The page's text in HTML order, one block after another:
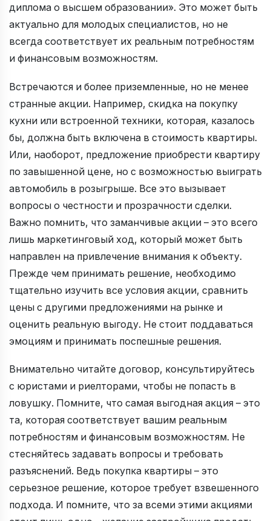
диплома о высшем образовании». Это может быть
актуально для молодых специалистов, но не
всегда соответствует их реальным потребностям
и финансовым возможностям.
Встречаются и более приземленные, но не менее
странные акции. Например, скидка на покупку
кухни или встроенной техники, которая, казалось
бы, должна быть включена в стоимость квартиры.
Или, наоборот, предложение приобрести квартиру
по завышенной цене, но с возможностью выиграть
автомобиль в розыгрыше. Все это вызывает
вопросы о честности и прозрачности сделки.
Важно помнить, что заманчивые акции – это всего
лишь маркетинговый ход, который может быть
направлен на привлечение внимания к объекту.
Прежде чем принимать решение, необходимо
тщательно изучить все условия акции, сравнить
цены с другими предложениями на рынке и
оценить реальную выгоду. Не стоит поддаваться
эмоциям и принимать поспешные решения.
Внимательно читайте договор, консультируйтесь
с юристами и риелторами, чтобы не попасть в
ловушку. Помните, что самая выгодная акция – это
та, которая соответствует вашим реальным
потребностям и финансовым возможностям. Не
стесняйтесь задавать вопросы и требовать
разъяснений. Ведь покупка квартиры – это
серьезное решение, которое требует взвешенного
подхода. И помните, что за всеми этими акциями